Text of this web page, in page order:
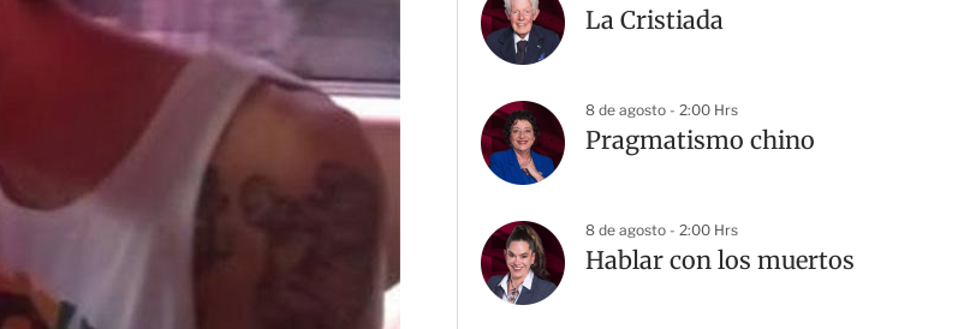
La Cristiada
8 de agosto - 2:00 Hrs
Pragmatismo chino
8 de agosto - 2:00 Hrs
Hablar con los muertos